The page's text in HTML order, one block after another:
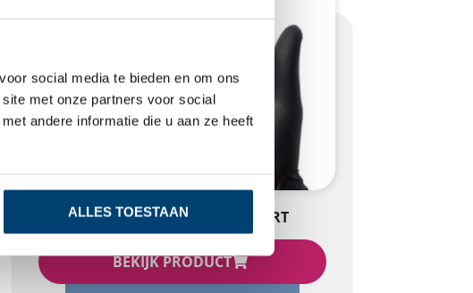
social media te bieden en om ons
met onze partners voor social
andere informatie die u aan ze heeft
ALLES TOESTAAN
NITRIL EXTRA STRONG ZWART
BEKIJK PRODUCT